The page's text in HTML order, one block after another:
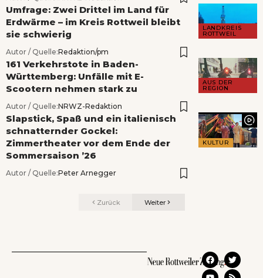
LANDKREIS
ROTTWEIL
Umfrage: Zwei Drittel im Land für
Erdwärme – im Kreis Rottweil bleibt
sie schwierig
Autor / Quelle:Redaktion/pm
AUS DER
REGION
161 Verkehrstote in Baden-
Württemberg: Unfälle mit E-
Scootern nehmen stark zu
Autor / Quelle:NRWZ-Redaktion
KULTUR
Slapstick, Spaß und ein italienisch
schnatternder Gockel:
Zimmertheater vor dem Ende der
Sommersaison ’26
Autor / Quelle:Peter Arnegger
Zurück Weiter